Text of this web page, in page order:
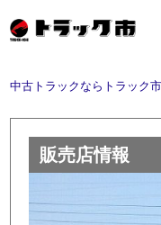
中古トラックならトラック市
販売店情報